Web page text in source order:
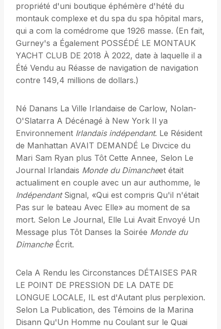
propriété d'uni boutique éphémère d'hété du
montauk complexe et du spa du spa hôpital mars,
qui a com la comédrome que 1926 masse. (En fait,
Gurney's a Également POSSÉDÉ LE MONTAUK
YACHT CLUB DE 2018 À 2022, date à laquelle il a
Été Vendu au Réasse de navigation de navigation
contre 149,4 millions de dollars.)
Né Danans La Ville Irlandaise de Carlow, Nolan-
O'Slatarra A Décénagé à New York Il ya
Environnement Irlandais indépendant. Le Résident
de Manhattan AVAIT DEMANDÉ Le Divcice du
Mari Sam Ryan plus Tôt Cette Annee, Selon Le
Journal Irlandais Monde du Dimancheet était
actualiment en couple avec un aur authomme, le
IndépendantSignal, «Qui est compris Qu'il n'était
Pas sur le bateau Avec Elle» au moment de sa
mort. Selon Le Journal, Elle Lui Avait Envoyé Un
Message plus Tôt Danses la Soirée Monde du
DimancheÉcrit.
Cela A Rendu les Circonstances DÉTAISES PAR
LE POINT DE PRESSION DE LA DATE DE
LONGUE LOCALE, IL est d'Autant plus perplexion.
Selon La Publication, des Témoins de la Marina
Disann Qu'Un Homme nu Coulant sur le Quai